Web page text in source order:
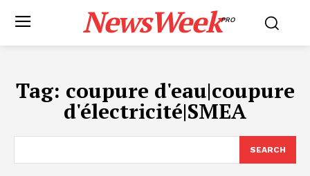
NewsWeekPRO
Tag: coupure d'eau|coupure
d'électricité|SMEA
SEARCH